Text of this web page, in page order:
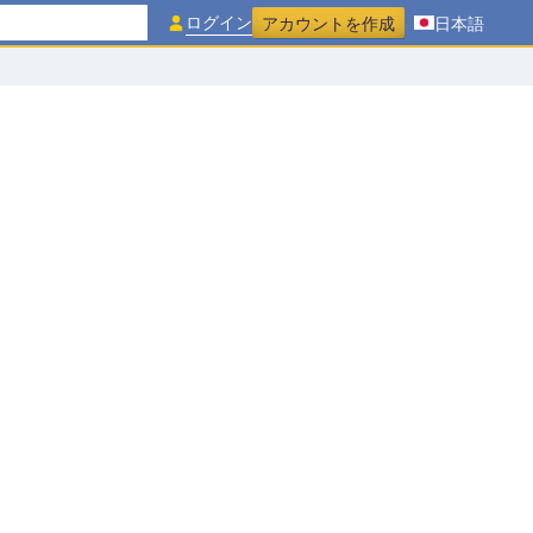
ログイン アカウントを作成 日本語